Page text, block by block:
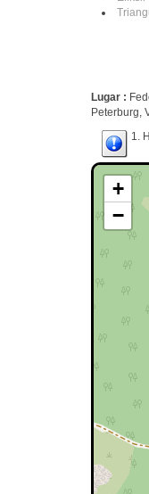
Lugar :
Peterburg,
1.
+
−